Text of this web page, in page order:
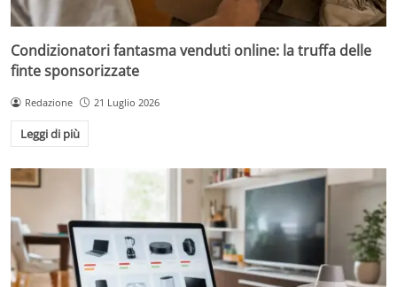
Condizionatori fantasma venduti online: la truffa delle
finte sponsorizzate
Redazione 21 Luglio 2026
Leggi di più